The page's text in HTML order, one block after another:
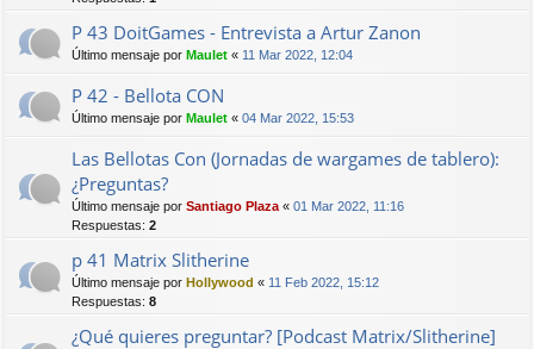
P 43 DoitGames - Entrevista a Artur Zanon
Último mensaje por Maulet « 11 Mar 2022, 12:04
P 42 - Bellota CON
Último mensaje por Maulet « 04 Mar 2022, 15:53
Las Bellotas Con (Jornadas de wargames de tablero):
¿Preguntas?
Último mensaje por Santiago Plaza « 01 Mar 2022, 11:16
Respuestas: 2
p 41 Matrix Slitherine
Último mensaje por Hollywood « 11 Feb 2022, 15:12
Respuestas: 8
¿Qué quieres preguntar? [Podcast Matrix/Slitherine]